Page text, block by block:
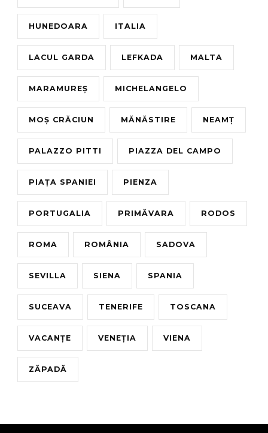
HUNEDOARA ITALIA
LACUL GARDA LEFKADA MALTA
MARAMUREȘ MICHELANGELO
MOȘ CRĂCIUN MĂNĂSTIRE NEAMȚ
PALAZZO PITTI PIAZZA DEL CAMPO
PIAȚA SPANIEI PIENZA
PORTUGALIA PRIMĂVARA RODOS
ROMA ROMÂNIA SADOVA
SEVILLA SIENA SPANIA
SUCEAVA TENERIFE TOSCANA
VACANȚE VENEȚIA VIENA
ZĂPADĂ